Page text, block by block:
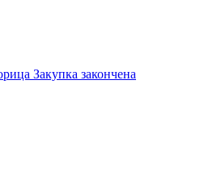
Закупка закончена